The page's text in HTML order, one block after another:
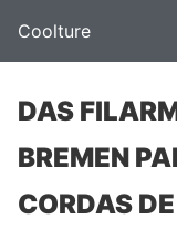
Coolture
DAS
BREMEN
CORDAS